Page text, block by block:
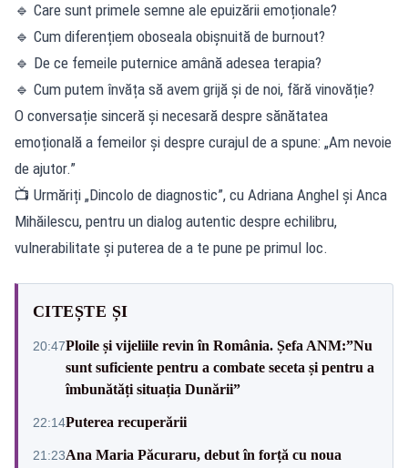
🔹 Care sunt primele semne ale epuizării emoționale?
🔹 Cum diferențiem oboseala obișnuită de burnout?
🔹 De ce femeile puternice amână adesea terapia?
🔹 Cum putem învăța să avem grijă și de noi, fără vinovăție?
O conversație sinceră și necesară despre sănătatea
emoțională a femeilor și despre curajul de a spune: „Am nevoie
de ajutor.”
📺 Urmăriți „Dincolo de diagnostic”, cu Adriana Anghel și Anca
Mihăilescu, pentru un dialog autentic despre echilibru,
vulnerabilitate și puterea de a te pune pe primul loc.
CITEȘTE ȘI
20:47Ploile și vijeliile revin în România. Șefa ANM:”Nu
sunt suficiente pentru a combate seceta și pentru a
îmbunătăți situația Dunării”
22:14Puterea recuperării
21:23Ana Maria Păcuraru, debut în forță cu noua